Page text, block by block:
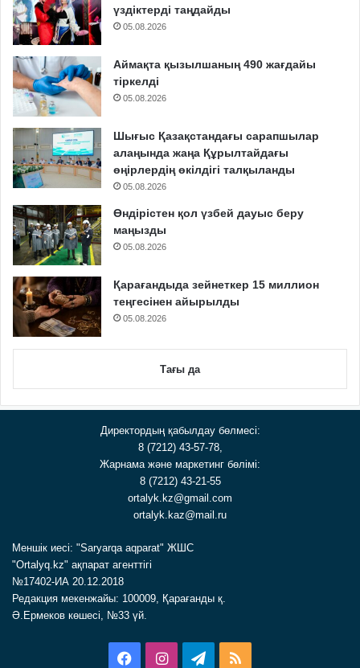
үздіктерді таңдайды
05.08.2026
Аймақта қызылшаның 490 жағдайы
тіркелді
05.08.2026
Шығыс Қазақстандағы сарапшылар
алаңында жаңа Құрылтайдағы
өңірлердің өкілдігі талқыланды
05.08.2026
Өндірістен қол үзбей дауыс беру
маңызды
05.08.2026
Қарағандыда зейнеткер 15 миллион
теңгесінен айырылды
05.08.2026
Тағы да
Директордың қабылдау бөлмесі:
8 (7212) 43-57-78,
Жарнама және маркетинг бөлімі:
8 (7212) 43-21-55
ortalyk.kz@gmail.com
ortalyk.kaz@mail.ru
Меншік иесі: "Saryarqa aqparat" ЖШС
"Ortalyq.kz" ақпарат агенттігі
№17402-ИА 20.12.2018
Редакция мекенжайы: 100009, Қарағанды қ.
Ә.Ермеков көшесі, №33 үй.
FacebookInstagramTelegram